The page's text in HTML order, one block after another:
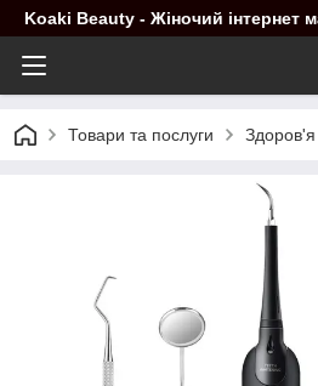
Koaki Beauty - Жіночий інтернет
Товари та послуги